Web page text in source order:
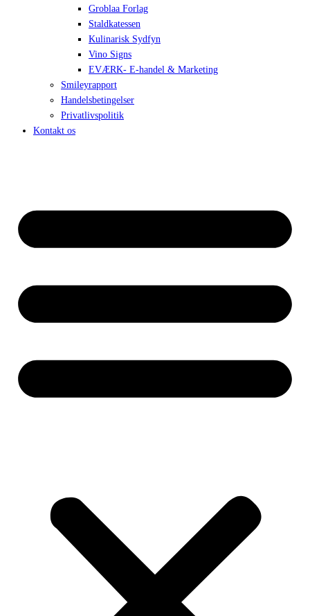
Groblaa Forlag
Staldkatessen
Kulinarisk Sydfyn
Vino Signs
EVÆRK- E-handel & Marketing
Smileyrapport
Handelsbetingelser
Privatlivspolitik
Kontakt os